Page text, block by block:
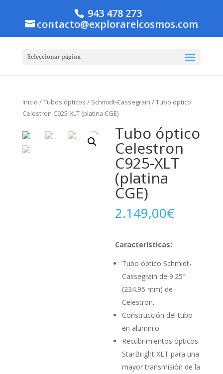
943 478 273
contacto@explorarelcosmos.com
Seleccionar página
Inicio /Tubos ópticos / Schmidt-Cassegrain / Tubo óptico
Celestron C925-XLT (platina CGE)
Tubo óptico
Celestron
C925-XLT
(platina
CGE)
2.149,00€
Características:
Tubo óptico Schmidt-
Cassegrain de 9.25″
(234.95 mm) de
Celestron.
Construcción del tubo
en aluminio.
Recubrimientos ópticos
StarBright XLT para una
mayor transmisión de la